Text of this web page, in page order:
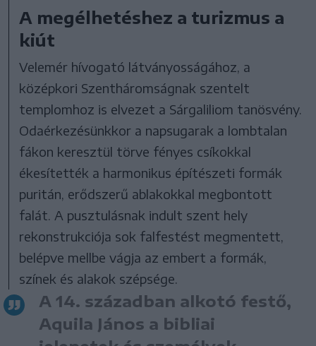
A megélhetéshez a turizmus a
kiút
Velemér hívogató látványosságához, a
középkori Szentháromságnak szentelt
templomhoz is elvezet a Sárgaliliom tanösvény.
Odaérkezésünkkor a napsugarak a lombtalan
fákon keresztül törve fényes csíkokkal
ékesítették a harmonikus építészeti formák
puritán, erődszerű ablakokkal megbontott
falát. A pusztulásnak indult szent hely
rekonstrukciója sok falfestést megmentett,
belépve mellbe vágja az embert a formák,
színek és alakok szépsége.
A 14. században alkotó festő,
Aquila János a bibliai